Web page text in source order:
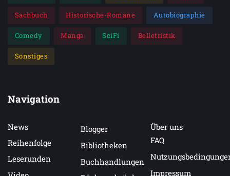
Sachbuch Historische-Romane Autobiographie
Comedy Manga SciFi Belletristik
Sonstiges
Navigation
News
Reihenfolge
Leserunden
Blogger
Bibliotheken
Buchhandlungen
Über uns
FAQ
Impressum